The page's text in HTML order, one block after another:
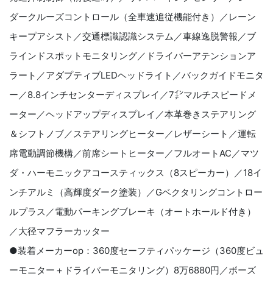
ダークルーズコントロール（全車速追従機能付き）／レーン
キープアシスト／交通標識認識システム／車線逸脱警報／ブ
ラインドスポットモニタリング／ドライバーアテンションア
ラート／アダプティブLEDヘッドライト／バックガイドモニタ
ー／8.8インチセンターディスプレイ／7㌅マルチスピードメ
ーター／ヘッドアップディスプレイ／本革巻きステアリング
＆シフトノブ／ステアリングヒーター／レザーシート／運転
席電動調節機構／前席シートヒーター／フルオートAC／マツ
ダ・ハーモニックアコースティックス（8スピーカー）／18イ
ンチアルミ（高輝度ダーク塗装）／Gベクタリングコントロー
ルプラス／電動パーキングブレーキ（オートホールド付き）
／大径マフラーカッター
●装着メーカーop：360度セーフティパッケージ（360度ビュ
ーモニター＋ドライバーモニタリング）8万6880円／ボーズ